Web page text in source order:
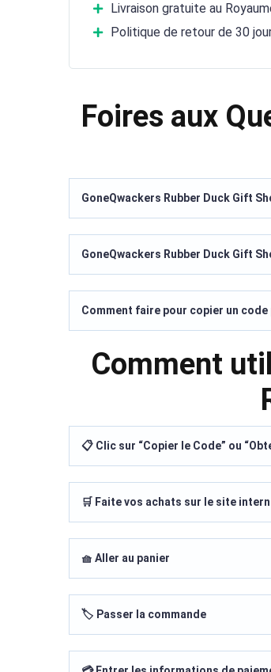
Livraison gratuite au
Politique de retour de 30
Foires aux
GoneQwackers Rubber Duck Gift
GoneQwackers Rubber Duck Gift
Comment faire pour copier un code
Comment
📋 Clic sur “Copier le Code” ou
🛒 Faite vos achats sur le site
🧺 Aller au panier
🏷️ Passer la commande